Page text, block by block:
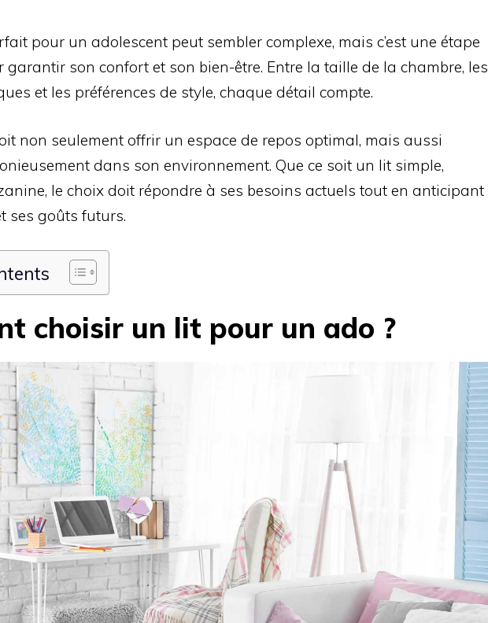
pour un adolescent peut sembler complexe, mais c’est une étape
garantir son confort et son bien-être. Entre la taille de la chambre, les
et les préférences de style, chaque détail compte.
non seulement offrir un espace de repos optimal, mais aussi
dans son environnement. Que ce soit un lit simple,
le choix doit répondre à ses besoins actuels tout en anticipant
ses goûts futurs.
choisir un lit pour un ado ?